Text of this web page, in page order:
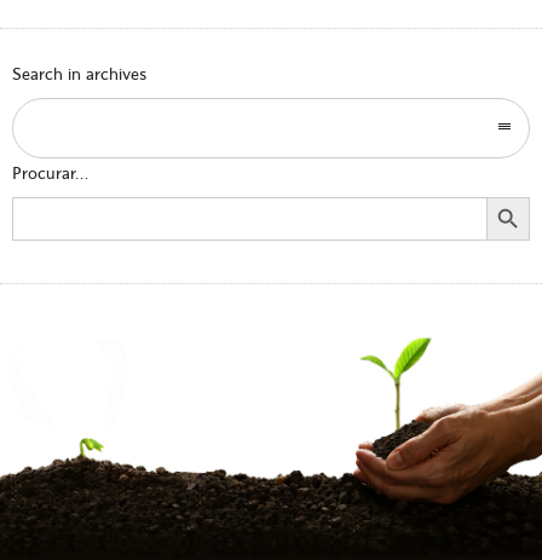
Search in archives
Procurar...
Search
Search Button